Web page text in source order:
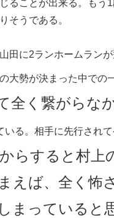
ることが出来る。もう
そうである。
田に2ランホームラン
大勢が決まった中での
全く繋がらな
いる。相手に先行され
らすると村上
えば、全く怖
まっていると